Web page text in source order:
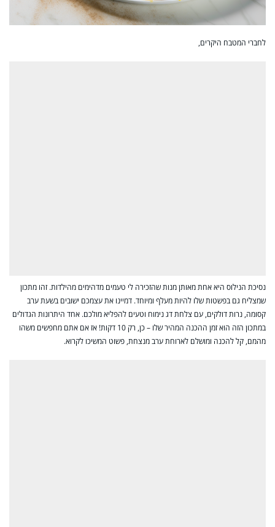
לחברי המטבח היקרים,
נסיכת הנילוס היא אחת מאותן מנות שהזכירה לי טעמים מדהימים מהילדות. זהו מתכון
שמצליח גם בפשטות שלו להיות מעלף ומיוחד. דמיינו את עצמכם ישובים בשעת ערב
קסומה, נרות דולקים, עם צלחת דג נימוח וטעים להפליא מולכם. אחד היתרונות הגדולים
במתכון הזה הוא זמן ההכנה המהיר שלו – כן, רק 10 דקות! אז אם אתם מחפשים משהו
מהמם, קל להכנה ומושלם לארוחת ערב מנצחת, פשוט המשיכו לקרוא.